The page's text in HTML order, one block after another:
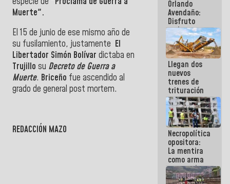
Muerte".
El 15 de junio de ese mismo año de
su fusilamiento, justamente El
Libertador Simón Bolívar dictaba en
Trujillo su Decreto de Guerra a
Muerte. Briceño fue ascendido al
grado de general post mortem.
REDACCIÓN MAZO
Orlando
Avendaño:
Disfruto
cada vez
que escribes
porque lo
que haces
es
embarrarla
Llegan dos
nuevos
trenes de
trituración
para
optimizar
manejo de
escombros
en La Guaira
Necropolítica
opositora:
La mentira
como arma
contra el
Pueblo